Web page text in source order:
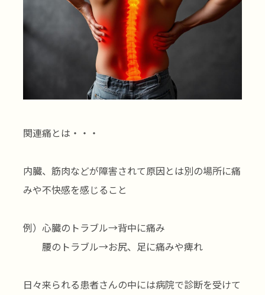
関連痛とは・・・
内臓、筋肉などが障害されて原因とは別の場所に痛
みや不快感を感じること
例）心臓のトラブル→背中に痛み
腰のトラブル→お尻、足に痛みや痺れ
日々来られる患者さんの中には病院で診断を受けて